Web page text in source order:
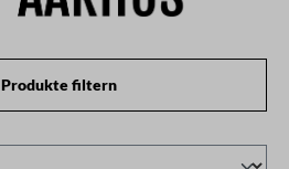
Produkte filtern